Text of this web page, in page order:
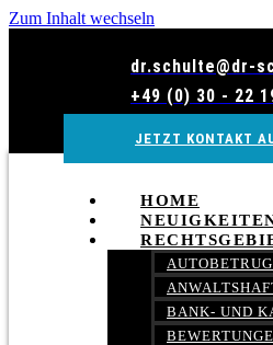
Zum Inhalt wechseln
dr.schulte@dr-
+49 (0) 30 - 22
JETZT KONTAKT
HOME
BANK- UND